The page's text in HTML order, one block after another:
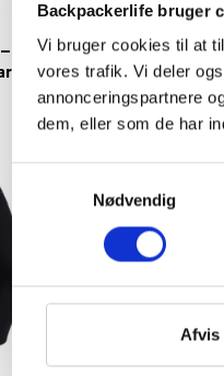
Backpackerlife bruger
Vi bruger cookies til at
vores trafik. Vi deler
annonceringspartnere
dem, eller som de har
Nødvendig
Afvis
Uld –
(34-36
Spesial –
129kr